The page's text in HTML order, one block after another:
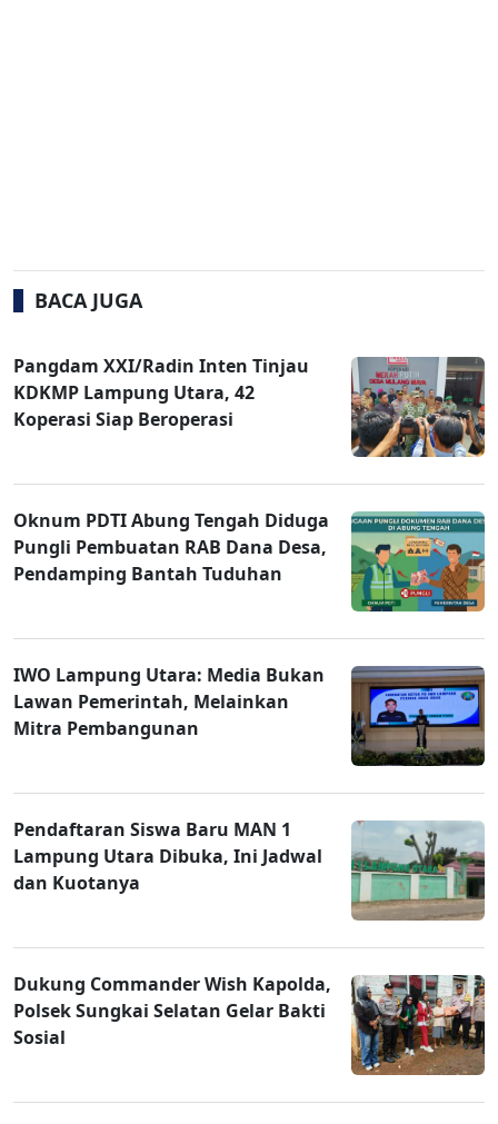
BACA JUGA
Pangdam XXI/Radin Inten Tinjau
KDKMP Lampung Utara, 42
Koperasi Siap Beroperasi
Oknum PDTI Abung Tengah Diduga
Pungli Pembuatan RAB Dana Desa,
Pendamping Bantah Tuduhan
IWO Lampung Utara: Media Bukan
Lawan Pemerintah, Melainkan
Mitra Pembangunan
Pendaftaran Siswa Baru MAN 1
Lampung Utara Dibuka, Ini Jadwal
dan Kuotanya
Dukung Commander Wish Kapolda,
Polsek Sungkai Selatan Gelar Bakti
Sosial